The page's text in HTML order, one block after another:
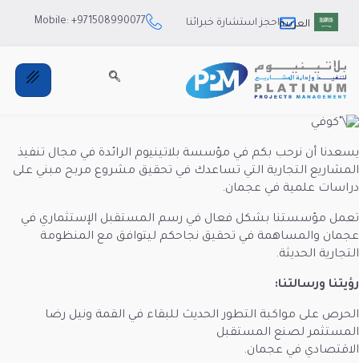
خبرائنا Mobile: +971508990077
ﻓﻲ مؤسسة ﺑﻼﺗﻴﻨﻴﻮم الراﺋﺪة ﻓﻲ مجال ﺗﻨﻔﻴﺬ
التي تساعدك في تحقيق مشروع مربح مبني على
ﻓﻌﺎل ﻓﻲ رﺳﻢ اﻟﻤﺴﺘﻘﺒﻞ الإﺳﺘﺜﻤﺎري في
ﺗﺤﻘﻴﻖ ﻧﺠﺎﺣﻜﻢ ليتوافق مع المنظومة
اﻟﺤﺪﻳﺚ ﻟﻠﺒﻘﺎء ﻓﻲ اﻟﻘﻤﺔ وﻧﻴﻞ رﺿﺎ